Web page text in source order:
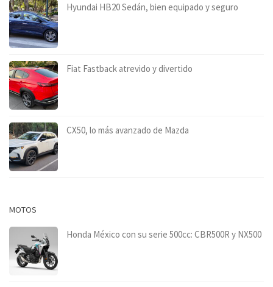
Hyundai HB20 Sedán, bien equipado y seguro
Fiat Fastback atrevido y divertido
CX50, lo más avanzado de Mazda
MOTOS
Honda México con su serie 500cc: CBR500R y NX500